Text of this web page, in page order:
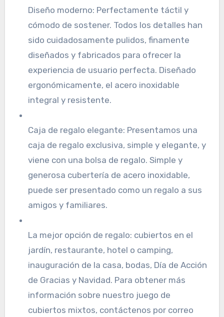
Diseño moderno: Perfectamente táctil y
cómodo de sostener. Todos los detalles han
sido cuidadosamente pulidos, finamente
diseñados y fabricados para ofrecer la
experiencia de usuario perfecta. Diseñado
ergonómicamente, el acero inoxidable
integral y resistente.
Caja de regalo elegante: Presentamos una
caja de regalo exclusiva, simple y elegante, y
viene con una bolsa de regalo. Simple y
generosa cubertería de acero inoxidable,
puede ser presentado como un regalo a sus
amigos y familiares.
La mejor opción de regalo: cubiertos en el
jardín, restaurante, hotel o camping,
inauguración de la casa, bodas, Día de Acción
de Gracias y Navidad. Para obtener más
información sobre nuestro juego de
cubiertos mixtos, contáctenos por correo